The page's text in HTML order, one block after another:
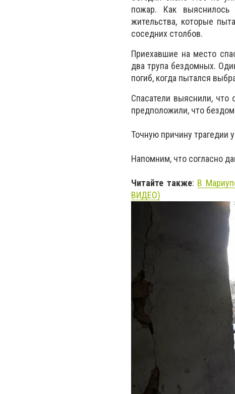
пожар. Как
жительства, которые
соседних столбов.
Приехавшие на место
два трупа бездомных.
погиб, когда пытался
Спасатели выяснили, что
предположили, что
Точную причину трагедии
Напомним, что согласно
Читайте также: В
ВИДЕО)